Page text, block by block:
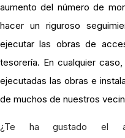
aumento del número de
hacer un riguroso
ejecutar las obras de
tesorería. En cualquier
ejecutadas las obras e
de muchos de nuestros
¿Te ha gustado el